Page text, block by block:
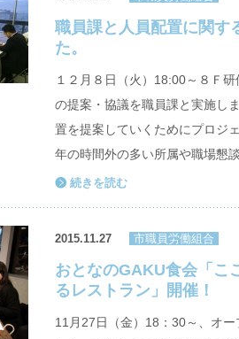
職員課と人員配置に関す
た。
１２月８日（火）18:00～８Ｆ
の提案・協議を職員課と実施し
置を提案していくためにプロジ
年の時間外の多い所属や職場懇
続きを読む
2015.11.27 市職員労働組合
おとなのGAKU食会「こ
るレストラン」開催！
11月27日（金）18：30～、オ